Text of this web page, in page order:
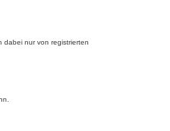
dabei nur von registrierten